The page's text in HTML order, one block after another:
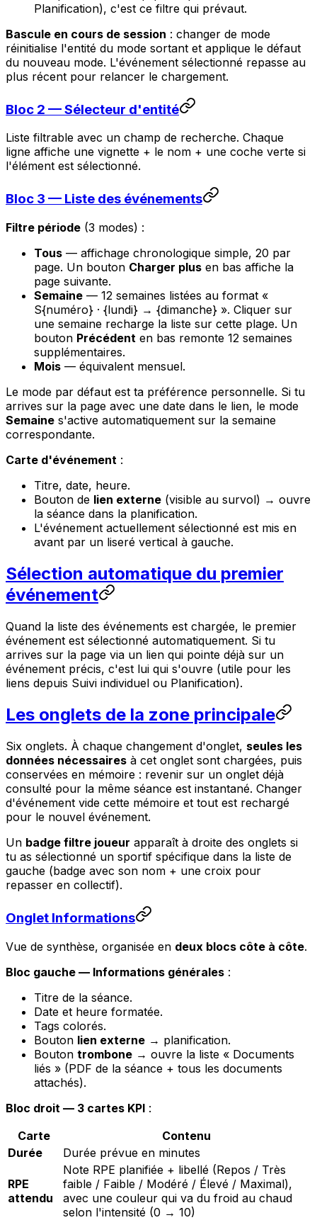
Planification), c'est ce filtre qui prévaut.
Bascule en cours de session : changer de mode
réinitialise l'entité du mode sortant et applique le défaut
du nouveau mode. L'événement sélectionné repasse au
plus récent pour relancer le chargement.
Bloc 2 — Sélecteur d'entité
Liste filtrable avec un champ de recherche. Chaque
ligne affiche une vignette + le nom + une coche verte si
l'élément est sélectionné.
Bloc 3 — Liste des événements
Filtre période (3 modes) :
Tous — affichage chronologique simple, 20 par
page. Un bouton Charger plus en bas affiche la
page suivante.
Semaine — 12 semaines listées au format «
S{numéro} · {lundi} → {dimanche} ». Cliquer sur
une semaine recharge la liste sur cette plage. Un
bouton Précédent en bas remonte 12 semaines
supplémentaires.
Mois — équivalent mensuel.
Le mode par défaut est ta préférence personnelle. Si tu
arrives sur la page avec une date dans le lien, le mode
Semaine s'active automatiquement sur la semaine
correspondante.
Carte d'événement :
Titre, date, heure.
Bouton de lien externe (visible au survol) → ouvre
la séance dans la planification.
L'événement actuellement sélectionné est mis en
avant par un liseré vertical à gauche.
Sélection automatique du premier
événement
Quand la liste des événements est chargée, le premier
événement est sélectionné automatiquement. Si tu
arrives sur la page via un lien qui pointe déjà sur un
événement précis, c'est lui qui s'ouvre (utile pour les
liens depuis Suivi individuel ou Planification).
Les onglets de la zone principale
Six onglets. À chaque changement d'onglet, seules les
données nécessaires à cet onglet sont chargées, puis
conservées en mémoire : revenir sur un onglet déjà
consulté pour la même séance est instantané. Changer
d'événement vide cette mémoire et tout est rechargé
pour le nouvel événement.
Un badge filtre joueur apparaît à droite des onglets si
tu as sélectionné un sportif spécifique dans la liste de
gauche (badge avec son nom + une croix pour
repasser en collectif).
Onglet Informations
Vue de synthèse, organisée en deux blocs côte à côte.
Bloc gauche — Informations générales :
Titre de la séance.
Date et heure formatée.
Tags colorés.
Bouton lien externe → planification.
Bouton trombone → ouvre la liste « Documents
liés » (PDF de la séance + tous les documents
attachés).
Bloc droit — 3 cartes KPI :
Carte
Contenu
Durée
Durée prévue en minutes
RPE
attendu
Note RPE planifiée + libellé (Repos / Très
faible / Faible / Modéré / Élevé / Maximal),
avec une couleur qui va du froid au chaud
selon l'intensité (0 → 10)